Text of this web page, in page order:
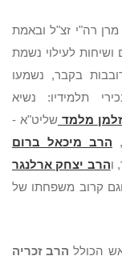
מרן רה"י זצ"ל ובאמת
לעילוי נשמת
בקבר, נשמעו
תלמידיו: נשיא
מלמד שליט"א -
הרב מיכאל ברום
והרב יצחק ארלנגר
קרוב משפחתו של
הכולל הרב זכריה